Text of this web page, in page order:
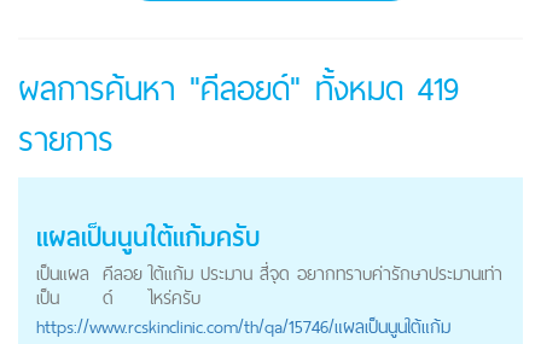
ผลการค้นหา "คีลอยด์" ทั้งหมด 419
รายการ
แผลเป็นนูนใต้แก้มครับ
เป็นแผล
เป็น
คีลอย
ด์
ใต้แก้ม ประมาน สี่จุด อยากทราบค่ารักษาประมานเท่า
ไหร่ครับ
https://www.rcskinclinic.com/th/qa/15746/แผลเป็นนูนใต้แก้ม